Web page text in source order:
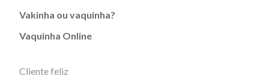
Vakinha ou vaquinha?
Vaquinha Online
Cliente feliz